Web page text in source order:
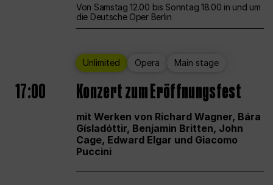
Von Samstag 12.00 bis Sonntag 18.00 in und um
die Deutsche Oper Berlin
Unlimited Opera Main stage
17:00 Konzert zum Eröffnungsfest
mit Werken von Richard Wagner, Bára
Gísladóttir, Benjamin Britten, John
Cage, Edward Elgar und Giacomo
Puccini